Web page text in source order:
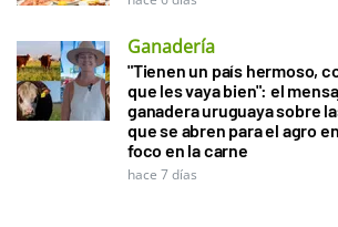
Ganadería
"Tienen un país hermoso,
que les vaya bien": el
ganadera uruguaya sobre
que se abren para el agro
foco en la carne
hace 7 días